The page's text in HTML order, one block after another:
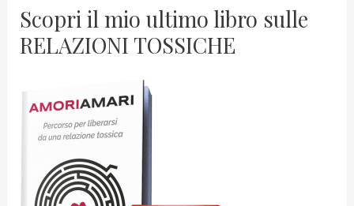
Scopri il mio ultimo libro sulle
RELAZIONI TOSSICHE